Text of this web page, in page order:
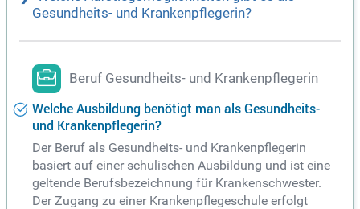
Gesundheits- und Krankenpflegerin?
Beruf Gesundheits- und Krankenpflegerin
Welche Ausbildung benötigt man als Gesundheits-
und Krankenpflegerin?
Der Beruf als Gesundheits- und Krankenpflegerin
basiert auf einer schulischen Ausbildung und ist eine
geltende Berufsbezeichnung für Krankenschwester.
Der Zugang zu einer Krankenpflegeschule erfolgt